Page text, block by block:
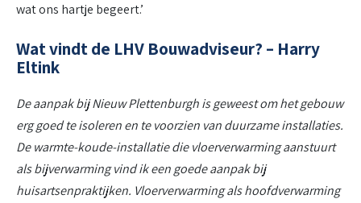
wat ons hartje begeert.’
Wat vindt de LHV Bouwadviseur? – Harry
Eltink
De aanpak bij Nieuw Plettenburgh is geweest om het gebouw
erg goed te isoleren en te voorzien van duurzame installaties.
De warmte-koude-installatie die vloerverwarming aanstuurt
als bijverwarming vind ik een goede aanpak bij
huisartsenpraktijken. Vloerverwarming als hoofdverwarming